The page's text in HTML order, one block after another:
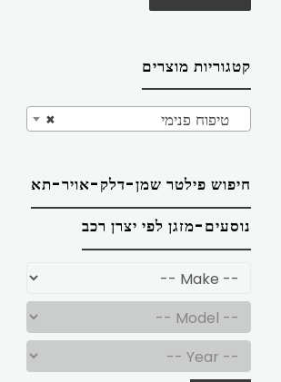
קטגוריות מוצרים
× טיפוח פנימי
חיפוש פילטר שמן-דלק-אויר-תא
נוסעים-מזגן לפי יצרן רכב